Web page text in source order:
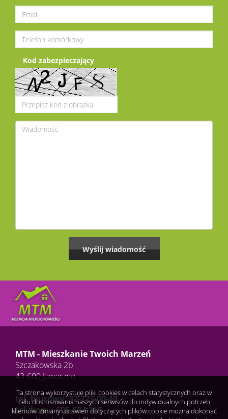
Kod zabezpieczający
MTM - Mieszkanie Twoich Marzeń
Szczakowska 2b
43-600 Jaworzno
tel. biurowy: 32-223-00-40
tel. kom.: 605-684-115
Ta strona wykorzystuje pliki cookies w celach statystycznych oraz w
celu dostosowania naszych serwisów do indywidualnych potrzeb
klientów. Zmiany ustawień dotyczących plików cookie można dokonać